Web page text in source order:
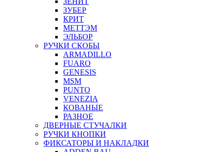
ЗУБЕР
КРИТ
МЕТТЭМ
ЭЛЬБОР
РУЧКИ СКОБЫ
ARMADILLO
FUARO
GENESIS
MSM
PUNTO
VENEZIA
КОВАНЫЕ
РАЗНОЕ
ДВЕРНЫЕ СТУЧАЛКИ
РУЧКИ КНОПКИ
ФИКСАТОРЫ И НАКЛАДКИ